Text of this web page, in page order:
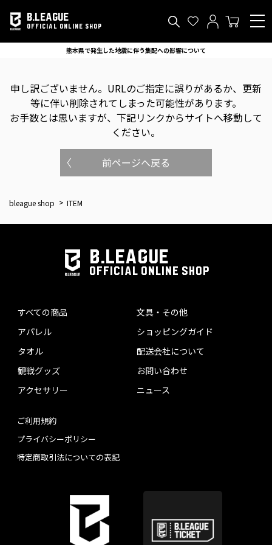
B.LEAGUE
OFFICIAL ONLINE SHOP
熊本県で発生した地震に伴う集配への影響について
申し訳ございません。 URLのご指定に誤りがあるか、更新
等に伴い削除されてしまった可能性があります。
お手数とは思いますが、下記リンクからサイトへ移動して
ください。
前ページへ戻る
bleague shop ITEM
B.LEAGUE
OFFICIAL ONLINE SHOP
すべての商品
アパレル
タオル
観戦グッズ
アクセサリー
文具・その他
ショッピングガイド
配送会社について
お問い合わせ
ニュース
ご利用規約
プライバシーポリシー
特定商取引法についての表記